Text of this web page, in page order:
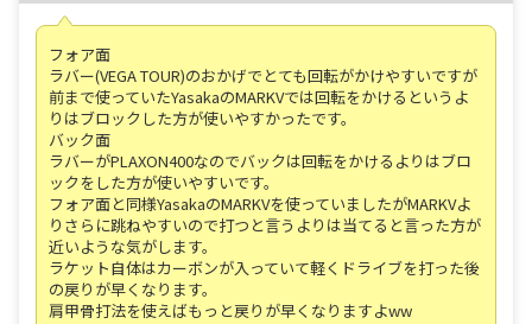
フォア面
ラバー(VEGA TOUR)のおかげでとても回転がかけやすいですが
前まで使っていたYasakaのMARKVでは回転をかけるというよ
りはブロックした方が使いやすかったです。
バック面
ラバーがPLAXON400なのでバックは回転をかけるよりはブロ
ックをした方が使いやすいです。
フォア面と同様YasakaのMARKVを使っていましたがMARKVよ
りさらに跳ねやすいので打つと言うよりは当てると言った方が
近いような気がします。
ラケット自体はカーボンが入っていて軽くドライブを打った後
の戻りが早くなります。
肩甲骨打法を使えばもっと戻りが早くなりますよww